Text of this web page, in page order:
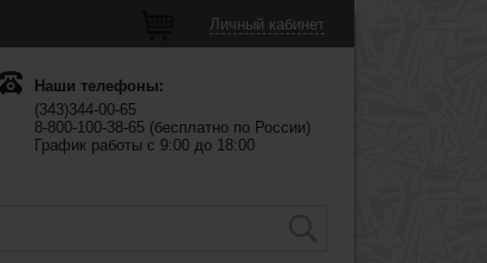
Личный кабинет
Наши телефоны:
(343)344-00-65
8-800-100-38-65 (бесплатно по России)
График работы с 9:00 до 18:00